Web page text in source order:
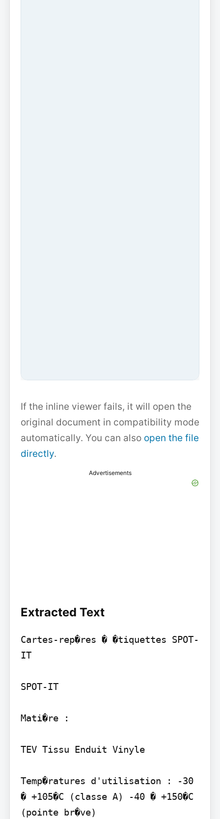
If the inline viewer fails, it will open the
original document in compatibility mode
automatically. You can also open the file
directly.
Advertisements
Extracted Text
Cartes-rep�res � �tiquettes SPOT-
IT
SPOT-IT
Mati�re :
TEV Tissu Enduit Vinyle
Temp�ratures d'utilisation : -30
� +105�C (classe A) -40 � +150�C
(pointe br�ve)